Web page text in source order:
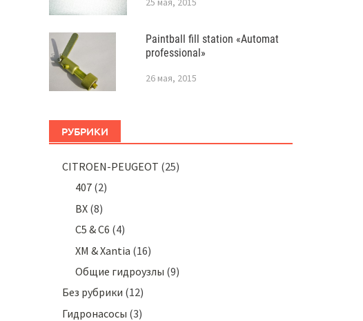
Paintball fill station «Automat
professional»
26 мая, 2015
РУБРИКИ
CITROEN-PEUGEOT (25)
407 (2)
BX (8)
C5 & C6 (4)
XM & Xantia (16)
Общие гидроузлы (9)
Без рубрики (12)
Гидронасосы (3)